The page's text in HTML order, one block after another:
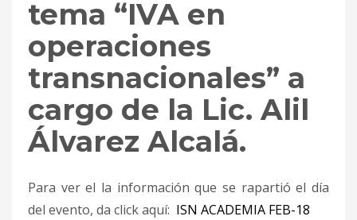
tema “IVA en
operaciones
transnacionales” a
cargo de la Lic. Alil
Álvarez Alcalá.
Para ver el la información que se rapartió el día
del evento, da click aquí: ISN ACADEMIA FEB-18